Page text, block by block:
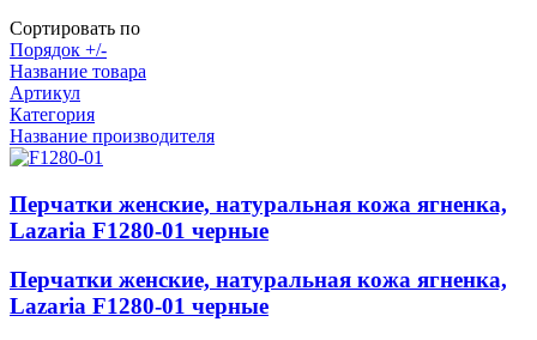
Сортировать по
Порядок +/-
Название товара
Артикул
Категория
Название производителя
Перчатки женские, натуральная кожа ягненка,
Lazaria F1280-01 черные
Перчатки женские, натуральная кожа ягненка,
Lazaria F1280-01 черные